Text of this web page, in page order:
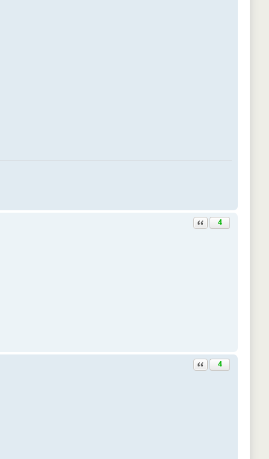
Ответить с цитатой
4
Ответить с цитатой
4